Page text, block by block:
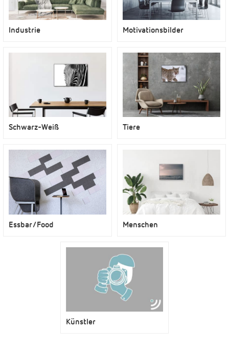
Industrie Motivationsbilder
Schwarz-Weiß Tiere
Essbar/Food Menschen
Künstler